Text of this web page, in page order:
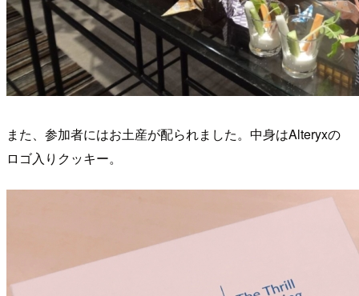
また、参加者にはお土産が配られました。中身はAlteryxの
ロゴ入りクッキー。